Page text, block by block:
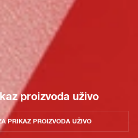
proizvoda uživo
PRIKAZ PROIZVODA UŽIVO